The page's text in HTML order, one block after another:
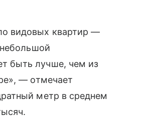
видовых квартир —
быть лучше, чем из
— отмечает
метр в среднем